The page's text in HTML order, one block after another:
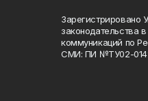
Зарегистрировано
законодательства
коммуникаций по
СМИ: ПИ №ТУ02-